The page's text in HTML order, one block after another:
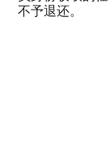
不予退还。